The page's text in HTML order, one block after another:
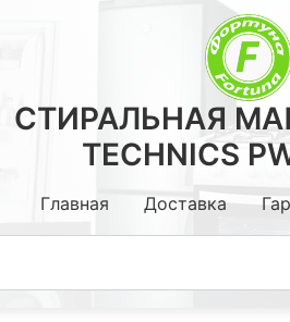
СТИРАЛЬНАЯ
TECHNICS
Главная Доставка